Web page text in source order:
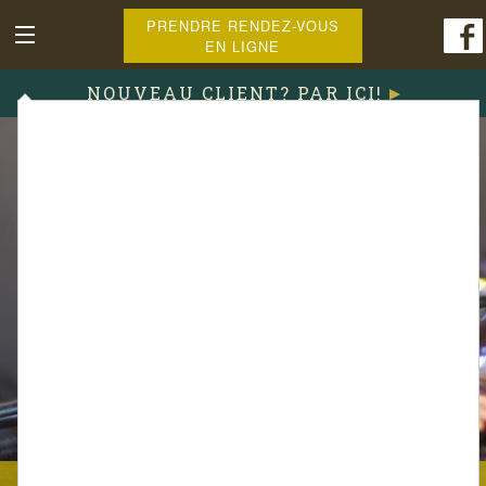
PRENDRE RENDEZ-VOUS
EN LIGNE
NOUVEAU CLIENT? PAR ICI!